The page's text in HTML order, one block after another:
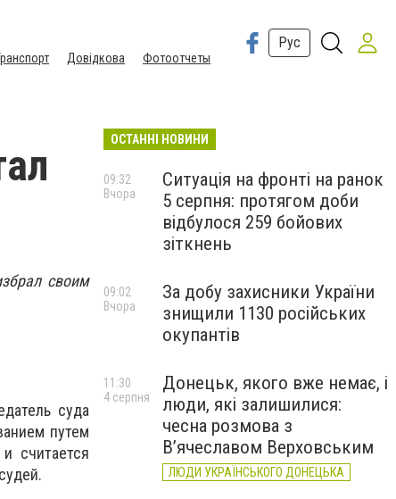
Довідкова Фотоотчеты
Рус
своим
суда
путем
считается
ОСТАННІ НОВИНИ
Ситуація на фронті на ранок
5 серпня: протягом доби
відбулося 259 бойових
зіткнень
09:32
Вчора
За добу захисники України
знищили 1130 російських
окупантів
09:02
Вчора
Донецьк, якого вже немає, і
люди, які залишилися:
чесна розмова з
В’ячеславом Верховським
ЛЮДИ УКРАЇНСЬКОГО ДОНЕЦЬКА
11:30
4 серпня